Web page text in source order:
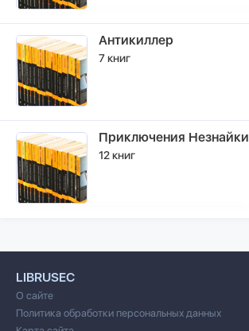
Антикиллер
7 книг
Приключения Незнайки
12 книг
LIBRUSEC
О сайте
Политика обработки персональных данных